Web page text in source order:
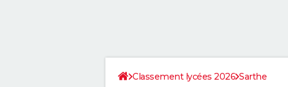
Classement lycées 2026 Sarthe